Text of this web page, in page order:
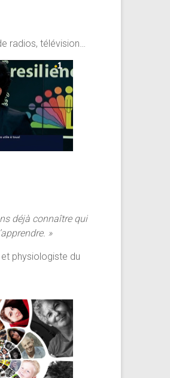
radios, télévision…
déjà connaître qui
»
physiologiste du